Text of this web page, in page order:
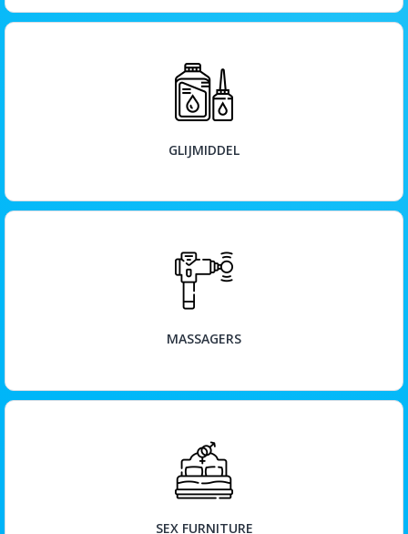
GLIJMIDDEL
BEKIJK
MASSAGERS
BEKIJK
SEX FURNITURE
BEKIJK